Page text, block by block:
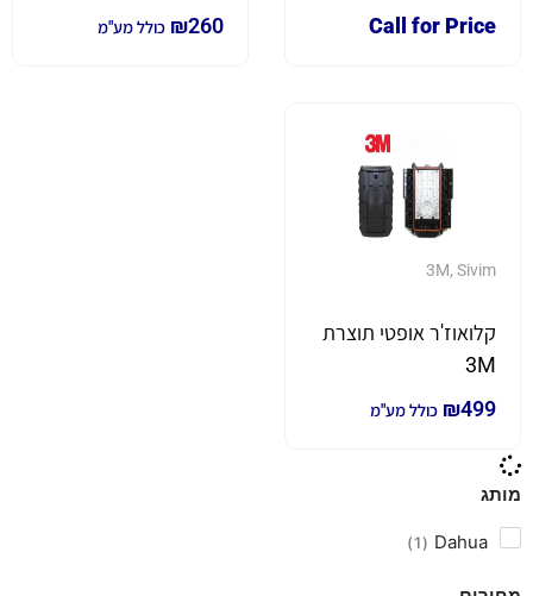
כניסת SC
Call for Price
₪260 כולל מע"מ
3M, Sivim
קלואוז'ר אופטי תוצרת
3M
₪499 כולל מע"מ
מותג
Dahua
1